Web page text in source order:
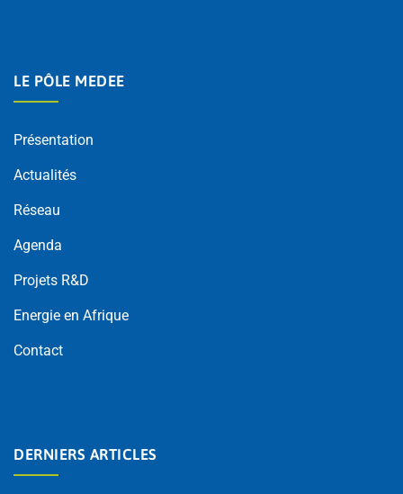
LE PÔLE MEDEE
Présentation
Actualités
Réseau
Agenda
Projets R&D
Energie en Afrique
Contact
DERNIERS ARTICLES